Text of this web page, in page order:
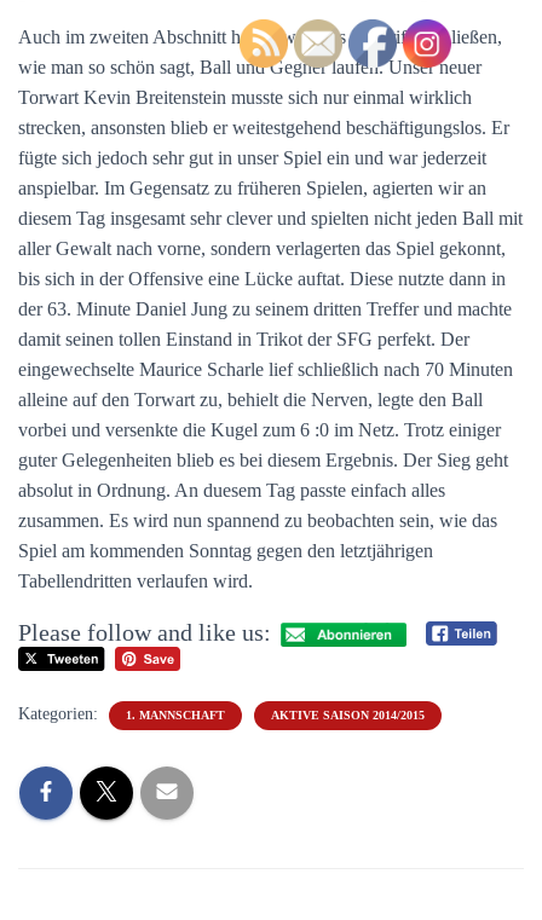
Auch im zweiten Abschnitt hatten wir alles im Griff und ließen,
wie man so schön sagt, Ball und Gegner laufen. Unser neuer
Torwart Kevin Breitenstein musste sich nur einmal wirklich
strecken, ansonsten blieb er weitestgehend beschäftigungslos. Er
fügte sich jedoch sehr gut in unser Spiel ein und war jederzeit
anspielbar. Im Gegensatz zu früheren Spielen, agierten wir an
diesem Tag insgesamt sehr clever und spielten nicht jeden Ball mit
aller Gewalt nach vorne, sondern verlagerten das Spiel gekonnt,
bis sich in der Offensive eine Lücke auftat. Diese nutzte dann in
der 63. Minute Daniel Jung zu seinem dritten Treffer und machte
damit seinen tollen Einstand in Trikot der SFG perfekt. Der
eingewechselte Maurice Scharle lief schließlich nach 70 Minuten
alleine auf den Torwart zu, behielt die Nerven, legte den Ball
vorbei und versenkte die Kugel zum 6 :0 im Netz. Trotz einiger
guter Gelegenheiten blieb es bei diesem Ergebnis. Der Sieg geht
absolut in Ordnung. An duesem Tag passte einfach alles
zusammen. Es wird nun spannend zu beobachten sein, wie das
Spiel am kommenden Sonntag gegen den letztjährigen
Tabellendritten verlaufen wird.
Please follow and like us:
Kategorien: 1. MANNSCHAFT AKTIVE SAISON 2014/2015